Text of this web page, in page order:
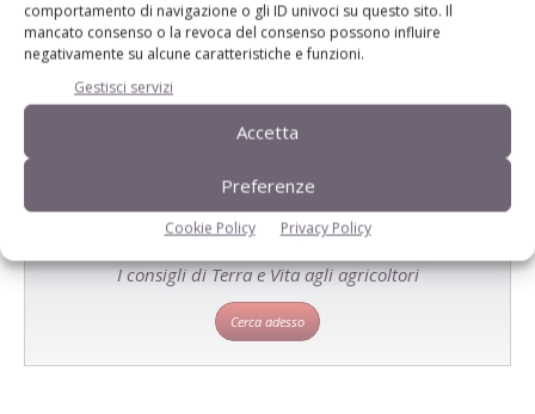
comportamento di navigazione o gli ID univoci su questo sito. Il
mancato consenso o la revoca del consenso possono influire
negativamente su alcune caratteristiche e funzioni.
Gestisci servizi
Accetta
Preferenze
Cookie Policy Privacy Policy
Un modo semplice per cercare un'azienda o un
prodotto!
Cerca adesso
L'Esperto risponde
I consigli di Terra e Vita agli agricoltori
Cerca adesso